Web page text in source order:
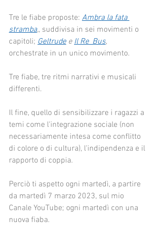
Tre le fiabe proposte: Ambra la fata
stramba,, suddivisa in sei movimenti o
capitoli; Geltrude e Il Re_Bus,
orchestrate in un unico movimento.
Tre fiabe, tre ritmi narrativi e musicali
differenti.
Il fine, quello di sensibilizzare i ragazzi a
temi come l'integrazione sociale (non
necessariamente intesa come conflitto
di colore o di cultura), l'indipendenza e il
rapporto di coppia.
Perciò ti aspetto ogni martedì, a partire
da martedì 7 marzo 2023, sul mio
Canale YouTube; ogni martedì con una
nuova fiaba.